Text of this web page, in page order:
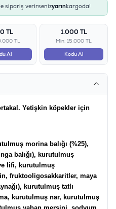
sipariş verirsenizyarınkargoda!
TL
TL
Al
1.000 TL
Min: 15.000 TL
Kodu Al
Yetişkin köpekler için
morina balığı (%25),
balığı), kurutulmuş
lifi, kurutulmuş
fruktooligosakkaritler, maya
kurutulmuş tatlı
kurutulmuş nar, kurutulmuş